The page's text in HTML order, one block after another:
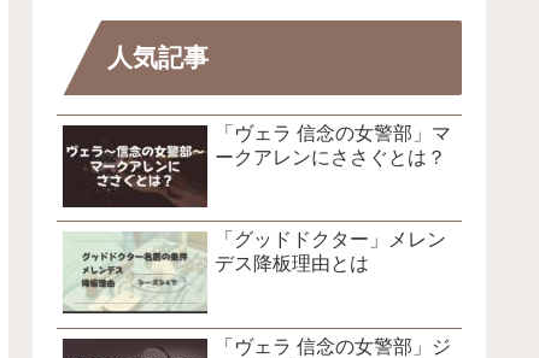
人気記事
「ヴェラ 信念の女警部」マ
ークアレンにささぐとは？
「グッドドクター」メレン
デス降板理由とは
「ヴェラ 信念の女警部」ジ